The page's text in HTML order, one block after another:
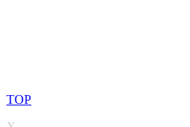
TOP